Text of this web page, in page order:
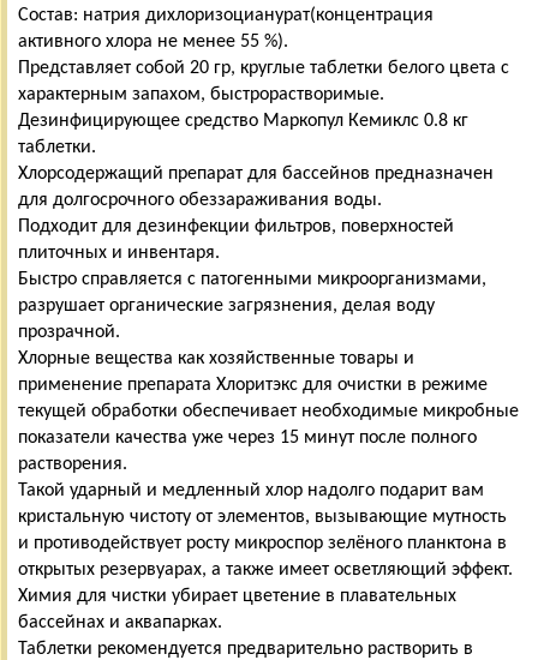
Состав: натрия дихлоризоцианурат(концентрация
активного хлора не менее 55 %).
Представляет собой 20 гр, круглые таблетки белого цвета с
характерным запахом, быстрорастворимые.
Дезинфицирующее средство Маркопул Кемиклс 0.8 кг
таблетки.
Хлорсодержащий препарат для бассейнов предназначен
для долгосрочного обеззараживания воды.
Подходит для дезинфекции фильтров, поверхностей
плиточных и инвентаря.
Быстро справляется с патогенными микроорганизмами,
разрушает органические загрязнения, делая воду
прозрачной.
Хлорные вещества как хозяйственные товары и
применение препарата Хлоритэкс для очистки в режиме
текущей обработки обеспечивает необходимые микробные
показатели качества уже через 15 минут после полного
растворения.
Такой ударный и медленный хлор надолго подарит вам
кристальную чистоту от элементов, вызывающие мутность
и противодействует росту микроспор зелёного планктона в
открытых резервуарах, а также имеет осветляющий эффект.
Химия для чистки убирает цветение в плавательных
бассейнах и аквапарках.
Таблетки рекомендуется предварительно растворить в